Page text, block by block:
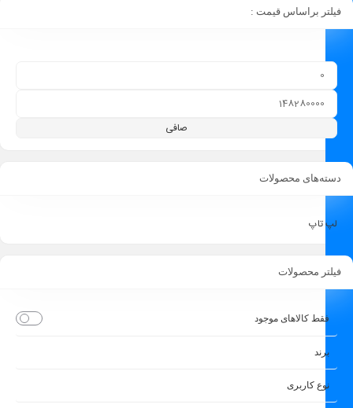
فیلتر براساس قیمت :
صافی
دسته‌های محصولات
لپ تاپ
فیلتر محصولات
فقط کالاهای موجود
برند
نوع کاربری